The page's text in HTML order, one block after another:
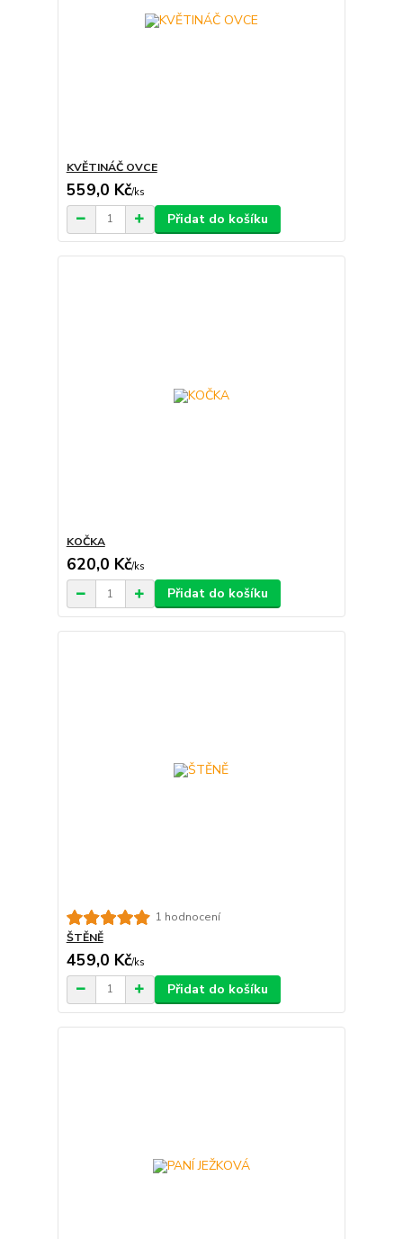
KVĚTINÁČ OVCE
559,0 Kč/ks
Přidat do košíku
KOČKA
620,0 Kč/ks
Přidat do košíku
1 hodnocení
ŠTĚNĚ
459,0 Kč/ks
Přidat do košíku